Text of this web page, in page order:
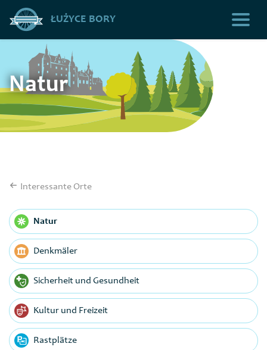
ŁUŻYCE BORY
Natur
Interessante Orte
Natur
Denkmäler
Sicherheit und Gesundheit
Kultur und Freizeit
Rastplätze